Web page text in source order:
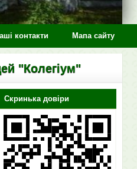
контакти Мапа сайту
Скринька довіри